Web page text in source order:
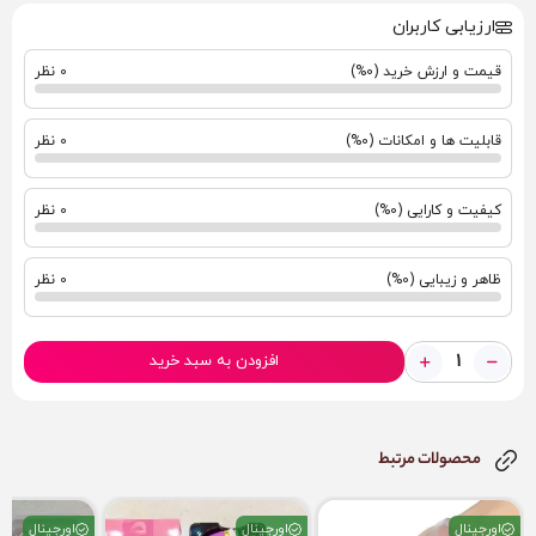
✔️ ویژگی‌ها
– ۱۰ حالت اصلی + نامحدود از طریق اپ
– کنترل از هر جای دنیا + هماهنگی با فیلم و صدا
– قابلیت VR و شخصیت مجازی هوشمند
– کاملاً ضدآب + شارژی
– دم انعطاف‌پذیر + سیلیکون طبی پریمیوم
– فوق‌العاده کم‌صدا و مخفی
– مناسب واژن (G-Spot + کلیتوریس) و مقعد (پروستات)
اگه دنبال پیشرفته‌ترین و خفن‌ترین ویبراتور هوشمند دنیا هستی که
همونه! 🌍💦🔥
2. نام شهر
ارزیابی کاربران
قیمت و ارزش خرید (0%) 0 نظر
قابلیت ها و امکانات (0%) 0 نظر
کیفیت و کارایی (0%) 0 نظر
ظاهر و زیبایی (0%) 0 نظر
افزودن به سبد خرید
محصولات مرتبط
اورجینال اورجینال اورجینال